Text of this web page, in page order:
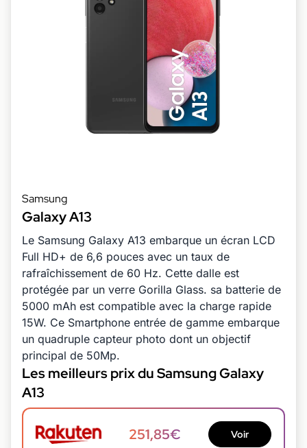
Samsung
Galaxy A13
Le Samsung Galaxy A13 embarque un écran LCD
Full HD+ de 6,6 pouces avec un taux de
rafraîchissement de 60 Hz. Cette dalle est
protégée par un verre Gorilla Glass. sa batterie de
5000 mAh est compatible avec la charge rapide
15W. Ce Smartphone entrée de gamme embarque
un quadruple capteur photo dont un objectif
principal de 50Mp.
Les meilleurs prix du Samsung Galaxy
A13
251,85€ Voir